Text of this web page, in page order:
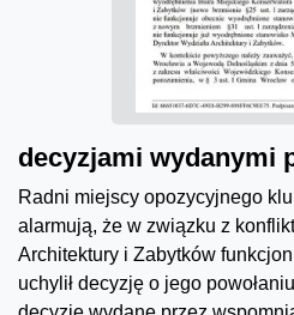
decyzjami wydanymi
Radni miejscy opozycyjnego
alarmują, że w związku z
Architektury i Zabytków
uchylił decyzję o jego